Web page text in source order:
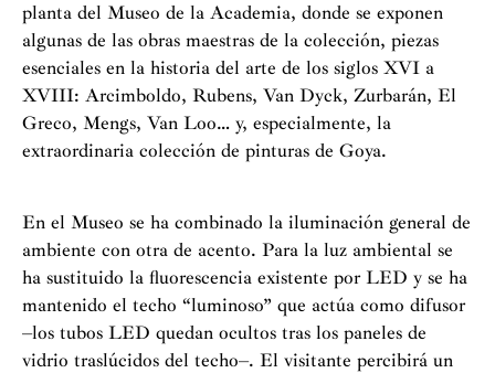
planta del Museo de la Academia, donde se exponen
algunas de las obras maestras de la colección, piezas
esenciales en la historia del arte de los siglos XVI a
XVIII: Arcimboldo, Rubens, Van Dyck, Zurbarán, El
Greco, Mengs, Van Loo… y, especialmente, la
extraordinaria colección de pinturas de Goya.
En el Museo se ha combinado la iluminación general de
ambiente con otra de acento. Para la luz ambiental se
ha sustituido la fluorescencia existente por LED y se ha
mantenido el techo “luminoso” que actúa como difusor
–los tubos LED quedan ocultos tras los paneles de
vidrio traslúcidos del techo–. El visitante percibirá un